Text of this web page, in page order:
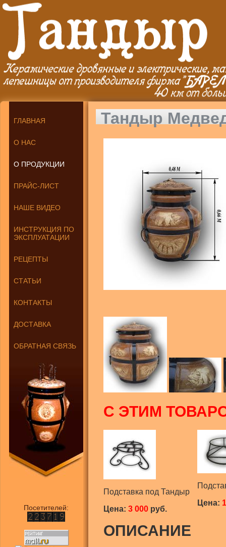
ГЛАВНАЯ
О НАС
О ПРОДУКЦИИ
ПРАЙС-ЛИСТ
НАШЕ ВИДЕО
ИНСТРУКЦИЯ ПО
ЭКСПЛУАТАЦИИ
РЕЦЕПТЫ
СТАТЬИ
КОНТАКТЫ
ДОСТАВКА
ОБРАТНАЯ СВЯЗЬ
Посетителей:
Тандыр
С ЭТИМ
Подставка под Тандыр
Цена: 3 000 руб.
Цена:
ОПИСАНИЕ